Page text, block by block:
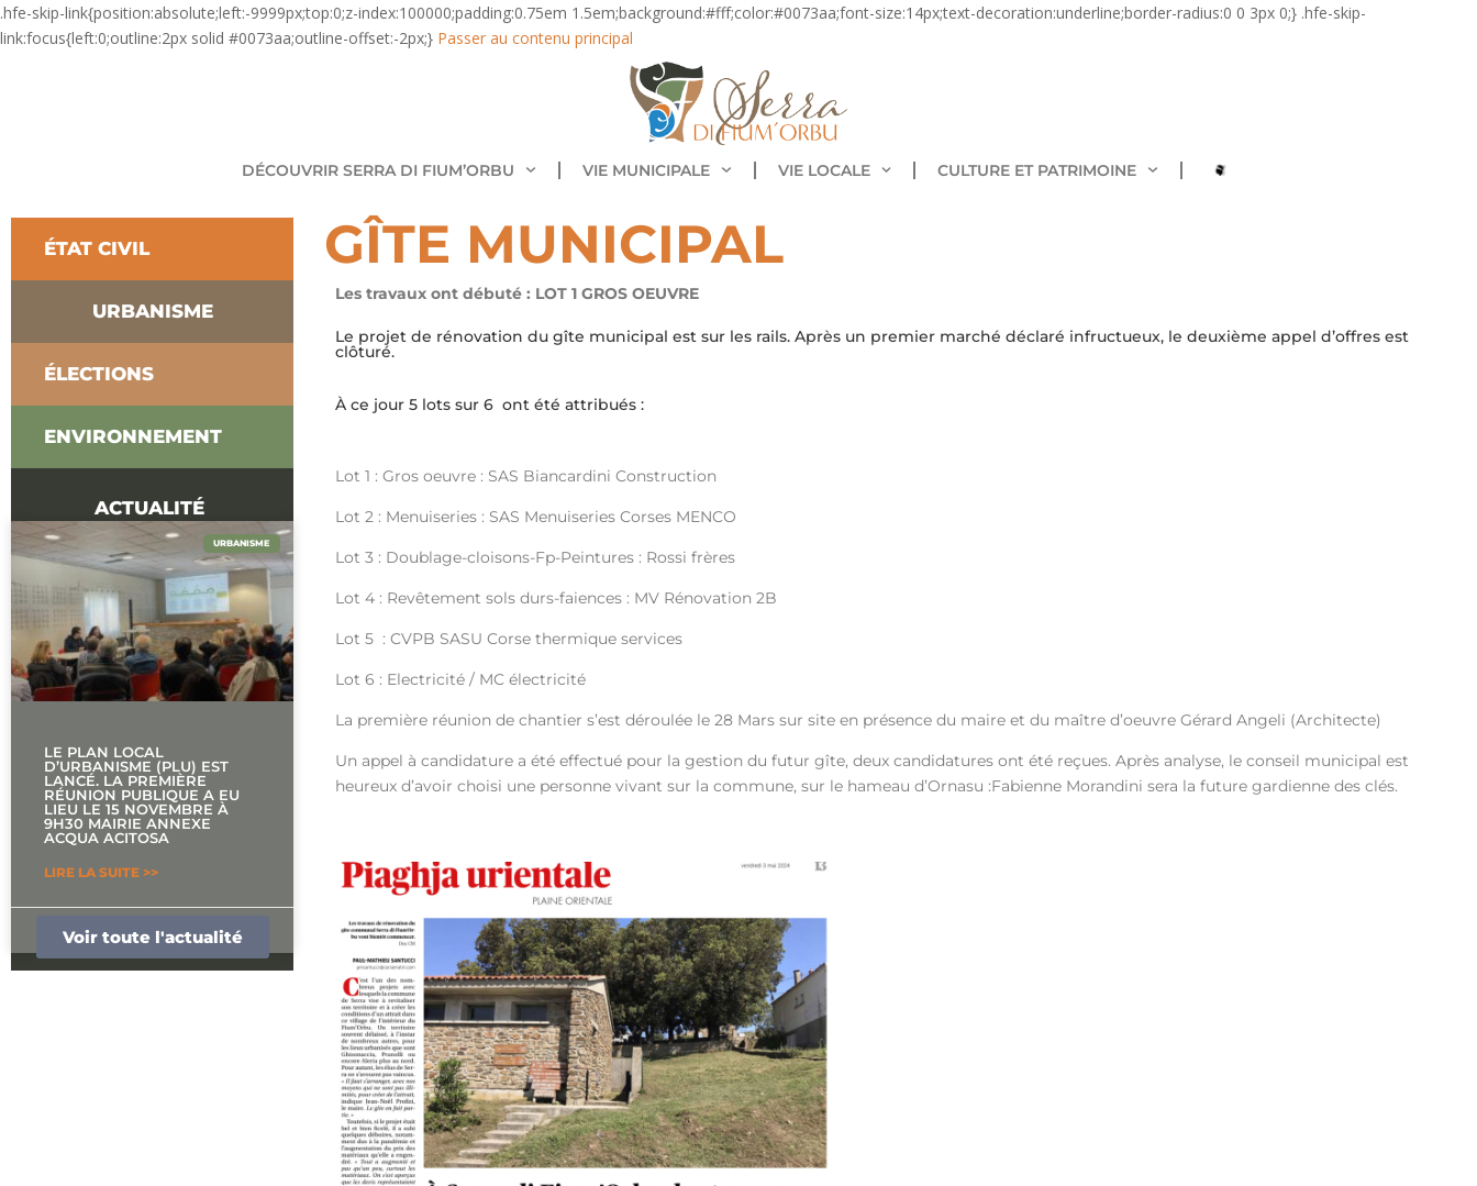
.hfe-skip-link{position:absolute;left:-9999px;top:0;z-index:100000;padding:0.75em 1.5em;background:#fff;color:#0073aa;font-size:14px;text-decoration:underline;border-radius:0 0 3px 0;} .hfe-skip-
link:focus{left:0;outline:2px solid #0073aa;outline-offset:-2px;} Passer au contenu principal
DÉCOUVRIR SERRA DI FIUM’ORBU VIE MUNICIPALE VIE LOCALE CULTURE ET PATRIMOINE
ÉTAT CIVIL
URBANISME
ÉLECTIONS
ENVIRONNEMENT
ACTUALITÉ
URBANISME
LE PLAN LOCAL
D’URBANISME (PLU) EST
LANCÉ. LA PREMIÈRE
RÉUNION PUBLIQUE A EU
LIEU LE 15 NOVEMBRE À
9H30 MAIRIE ANNEXE
ACQUA ACITOSA
LIRE LA SUITE >>
14 NOVEMBRE 2025
Voir toute l'actualité
GÎTE MUNICIPAL
Les travaux ont débuté : LOT 1 GROS OEUVRE
Le projet de rénovation du gîte municipal est sur les rails. Après un premier marché déclaré infructueux, le deuxième appel d’offres est
clôturé.
À ce jour 5 lots sur 6 ont été attribués :
Lot 1 : Gros oeuvre : SAS Biancardini Construction
Lot 2 : Menuiseries : SAS Menuiseries Corses MENCO
Lot 3 : Doublage-cloisons-Fp-Peintures : Rossi frères
Lot 4 : Revêtement sols durs-faiences : MV Rénovation 2B
Lot 5 : CVPB SASU Corse thermique services
Lot 6 : Electricité / MC électricité
La première réunion de chantier s’est déroulée le 28 Mars sur site en présence du maire et du maître d’oeuvre Gérard Angeli (Architecte)
Un appel à candidature a été effectué pour la gestion du futur gîte, deux candidatures ont été reçues. Après analyse, le conseil municipal est
heureux d’avoir choisi une personne vivant sur la commune, sur le hameau d’Ornasu :Fabienne Morandini sera la future gardienne des clés.